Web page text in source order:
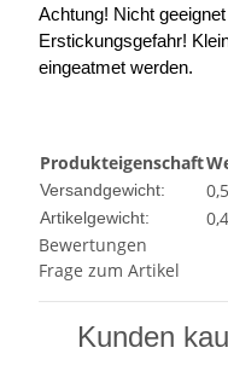
Achtung! Nicht
Erstickungsgefahr!
eingeatmet werden.
Produkteigenschaft
Versandgewicht:
Artikelgewicht:
Bewertungen
Frage zum Artikel
Kunden